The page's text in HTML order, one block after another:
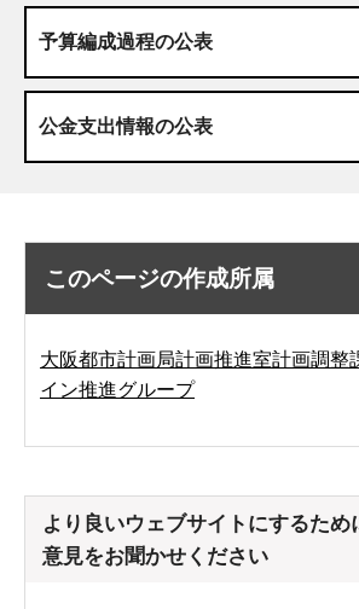
予算編成過程の公表
公金支出情報の公表
このページの作成所属
大阪都市計画局計画推進室計画調整
イン推進グループ
より良いウェブサイトにするため
意見をお聞かせください